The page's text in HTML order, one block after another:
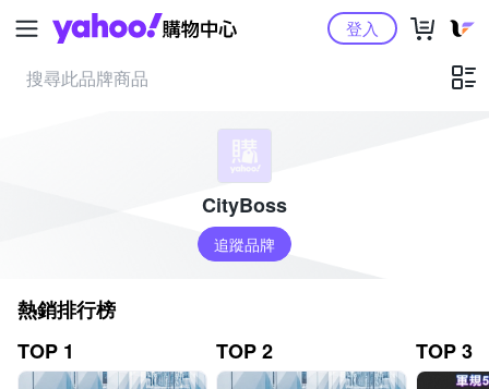
Yahoo購物中心登入
CityBoss
追蹤品牌
熱銷排行榜
TOP 1
TOP 2 TOP 3